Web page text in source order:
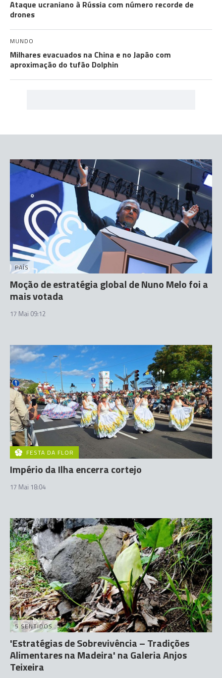
Ataque ucraniano à Rússia com número recorde de
drones
MUNDO
Milhares evacuados na China e no Japão com
aproximação do tufão Dolphin
PAÍS
Moção de estratégia global de Nuno Melo foi a
mais votada
17 Mai 09:12
FESTA DA FLOR
Império da Ilha encerra cortejo
17 Mai 18:04
5 SENTIDOS
'Estratégias de Sobrevivência – Tradições
Alimentares na Madeira' na Galeria Anjos
Teixeira